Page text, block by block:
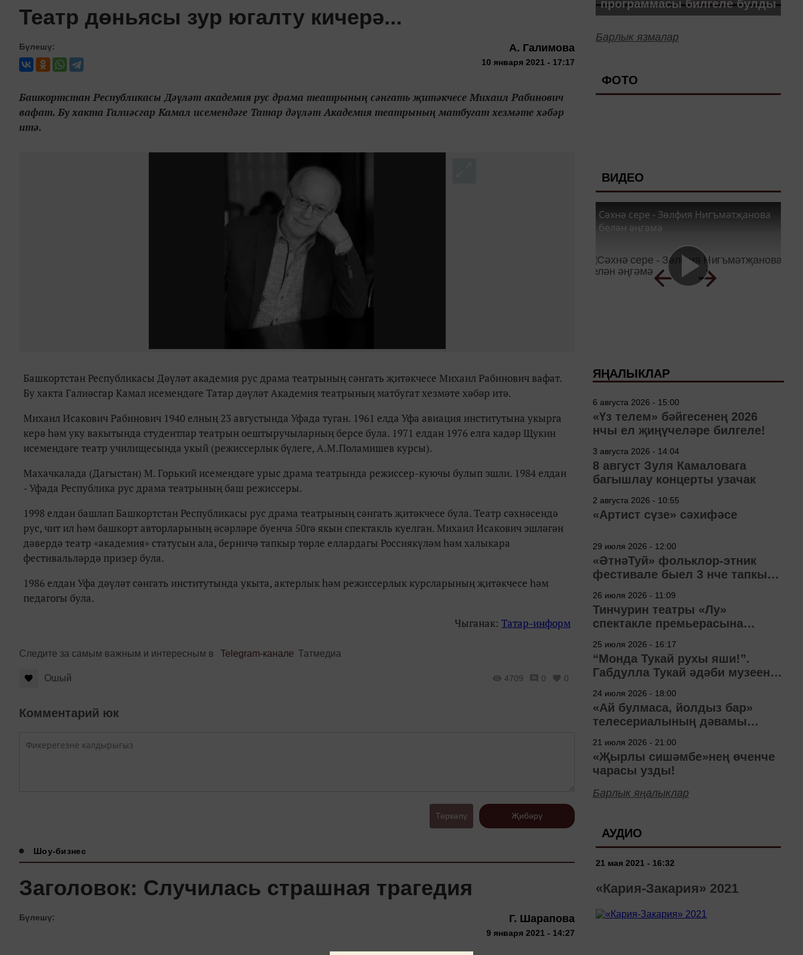
Театр дөньясы зур югалту кичерә...
Бүлешү: А. Галимова
10 января 2021 - 17:17
Башкортстан Республикасы Дәүләт академия рус драма театрының сәнгать җитәкчесе Михаил Рабинович
вафат. Бу хакта Галиәсгар Камал исемендәге Татар дәүләт Академия театрының матбугат хезмәте хәбәр
итә.
Башкортстан Республикасы Дәүләт академия рус драма театрының сәнгать җитәкчесе Михаил Рабинович вафат.
Бу хакта Галиәсгар Камал исемендәге Татар дәүләт Академия театрының матбугат хезмәте хәбәр итә.
Михаил Исакович Рабинович 1940 елның 23 августында Уфада туган. 1961 елда Уфа авиация институтына укырга
керә һәм уку вакытында студентлар театрын оештыручыларның берсе була. 1971 елдан 1976 елга кадәр Щукин
исемендәге театр училищесында укый (режиссерлык бүлеге, А.М.Поламишев курсы).
Махачкалада (Дагыстан) М. Горький исемендәге урыс драма театрында режиссер-куючы булып эшли. 1984 елдан
- Уфада Республика рус драма театрының баш режиссеры.
1998 елдан башлап Башкортстан Республикасы рус драма театрының сәнгать җитәкчесе була. Театр сәхнәсендә
рус, чит ил һәм башкорт авторларының әсәрләре буенча 50гә якын спектакль куелган. Михаил Исакович эшләгән
дәвердә театр «академия» статусын ала, берничә тапкыр төрле еллардагы Россиякүләм һәм халыкара
фестивальләрдә призер була.
1986 елдан Уфа дәүләт сәнгать институтында укыта, актерлык һәм режиссерлык курсларының җитәкчесе һәм
педагогы була.
Чыганак: Татар-информ
Следите за самым важным и интересным в Telegram-канале Татмедиа
Ошый 4709 0 0
Комментарий юк
Теркәлү Җибәрү
Шоу-бизнес
Заголовок: Случилась страшная трагедия
Бүлешү: Г. Шарапова
9 января 2021 - 14:27
программасы билгеле булды
Барлык язмалар
ФОТО
ВИДЕО
Сәхнә сере - Зөлфия Нигъмәтҗанова
белән әңгәмә
ЯҢАЛЫКЛАР
6 августа 2026 - 15:00
«Үз телем» бәйгесенең 2026
нчы ел җиңүчеләре билгеле!
3 августа 2026 - 14:04
8 август Зуля Камаловага
багышлау концерты узачак
2 августа 2026 - 10:55
«Артист сүзе» сәхифәсе
29 июля 2026 - 12:00
«ӘтнәТуй» фольклор-этник
фестивале быел 3 нче тапкыр
26 июля 2026 - 11:09
Тинчурин театры «Лу»
спектакле премьерасына
25 июля 2026 - 16:17
“Монда Тукай рухы яши!”.
Габдулла Тукай әдәби музеена
24 июля 2026 - 18:00
«Ай булмаса, йолдыз бар»
телесериалының дәвамы
21 июля 2026 - 21:00
«Җырлы сишәмбе»нең өченче
чарасы узды!
Барлык яңалыклар
АУДИО
21 мая 2021 - 16:32
«Кария-Закария» 2021